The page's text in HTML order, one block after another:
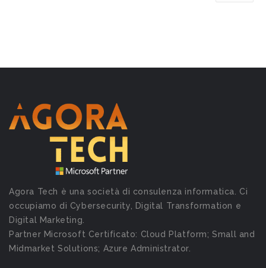
Agora Tech è una società di consulenza informatica. Ci
occupiamo di Cybersecurity, Digital Transformation e
Digital Marketing.
Partner Microsoft Certificato: Cloud Platform; Small and
Midmarket Solutions; Azure Administrator.